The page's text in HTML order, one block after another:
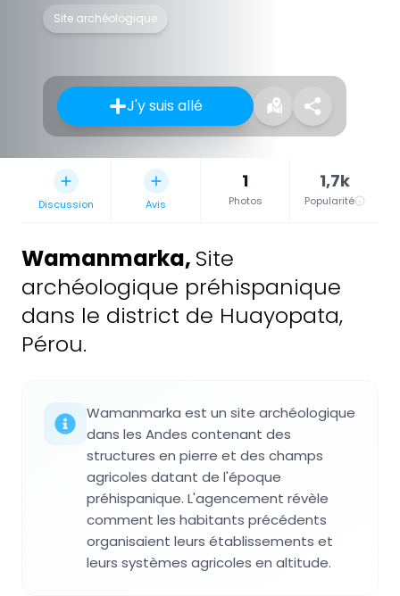
Site archéologique
J'y suis allé
Discussion Avis
1
Photos
1,7k
Popularité
Wamanmarka, Site
archéologique préhispanique
dans le district de Huayopata,
Pérou.
Wamanmarka est un site archéologique
dans les Andes contenant des
structures en pierre et des champs
agricoles datant de l'époque
préhispanique. L'agencement révèle
comment les habitants précédents
organisaient leurs établissements et
leurs systèmes agricoles en altitude.